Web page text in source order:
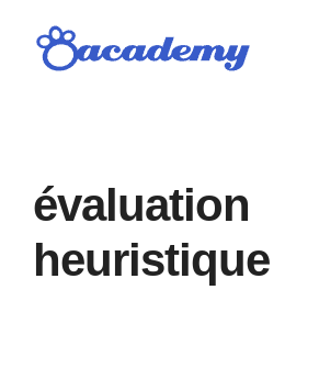
contenu
évaluation
heuristique